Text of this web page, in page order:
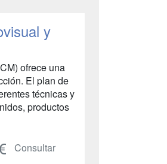
y
ofrece una
El plan de
técnicas y
productos
Consultar